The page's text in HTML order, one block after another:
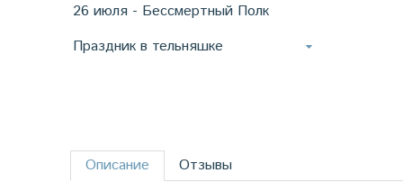
26 июля - Бессмертный Полк
Праздник в тельняшке
Описание Отзывы